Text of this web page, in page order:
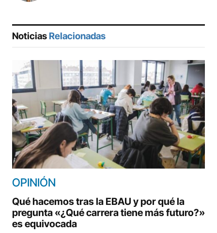
Noticias Relacionadas
OPINIÓN
Qué hacemos tras la EBAU y por qué la
pregunta «¿Qué carrera tiene más futuro?»
es equivocada